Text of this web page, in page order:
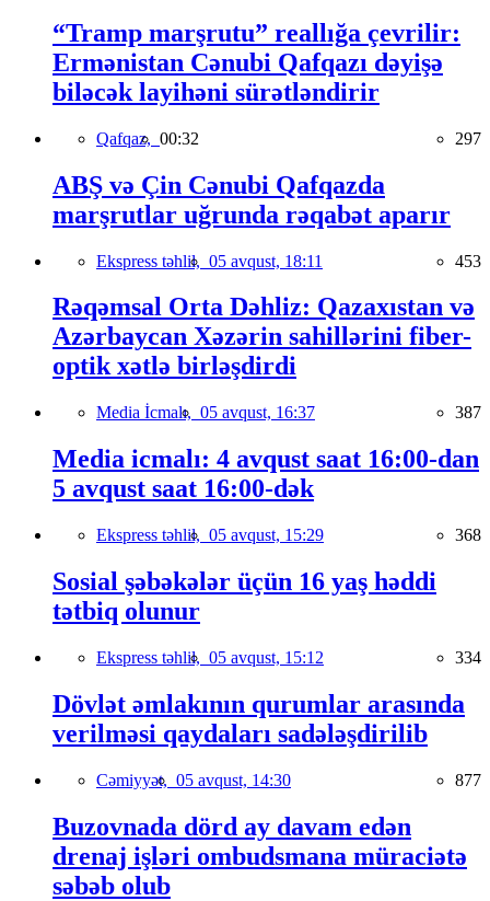
“Tramp marşrutu” reallığa çevrilir:
Ermənistan Cənubi Qafqazı dəyişə
biləcək layihəni sürətləndirir
Qafqaz, 00:32 297
ABŞ və Çin Cənubi Qafqazda
marşrutlar uğrunda rəqabət aparır
Ekspress təhlil, 05 avqust, 18:11 453
Rəqəmsal Orta Dəhliz: Qazaxıstan və
Azərbaycan Xəzərin sahillərini fiber-
optik xətlə birləşdirdi
Media İcmalı, 05 avqust, 16:37 387
Media icmalı: 4 avqust saat 16:00-dan
5 avqust saat 16:00-dək
Ekspress təhlil, 05 avqust, 15:29 368
Sosial şəbəkələr üçün 16 yaş həddi
tətbiq olunur
Ekspress təhlil, 05 avqust, 15:12 334
Dövlət əmlakının qurumlar arasında
verilməsi qaydaları sadələşdirilib
Cəmiyyət, 05 avqust, 14:30 877
Buzovnada dörd ay davam edən
drenaj işləri ombudsmana müraciətə
səbəb olub